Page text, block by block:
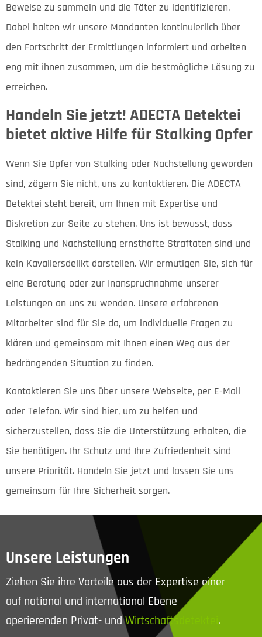
Beweise zu sammeln und die Täter zu identifizieren.
Dabei halten wir unsere Mandanten kontinuierlich über
den Fortschritt der Ermittlungen informiert und arbeiten
eng mit ihnen zusammen, um die bestmögliche Lösung zu
erreichen.
Handeln Sie jetzt! ADECTA Detektei
bietet aktive Hilfe für Stalking Opfer
Wenn Sie Opfer von Stalking oder Nachstellung geworden
sind, zögern Sie nicht, uns zu kontaktieren. Die ADECTA
Detektei steht bereit, um Ihnen mit Expertise und
Diskretion zur Seite zu stehen. Uns ist bewusst, dass
Stalking und Nachstellung ernsthafte Straftaten sind und
kein Kavaliersdelikt darstellen. Wir ermutigen Sie, sich für
eine Beratung oder zur Inanspruchnahme unserer
Leistungen an uns zu wenden. Unsere erfahrenen
Mitarbeiter sind für Sie da, um individuelle Fragen zu
klären und gemeinsam mit Ihnen einen Weg aus der
bedrängenden Situation zu finden.
Kontaktieren Sie uns über unsere Webseite, per E-Mail
oder Telefon. Wir sind hier, um zu helfen und
sicherzustellen, dass Sie die Unterstützung erhalten, die
Sie benötigen. Ihr Schutz und Ihre Zufriedenheit sind
unsere Priorität. Handeln Sie jetzt und lassen Sie uns
gemeinsam für Ihre Sicherheit sorgen.
Unsere Leistungen
Ziehen Sie ihre Vorteile aus der Expertise einer
auf national und international Ebene
operierenden Privat- undWirtschaftsdetektei .